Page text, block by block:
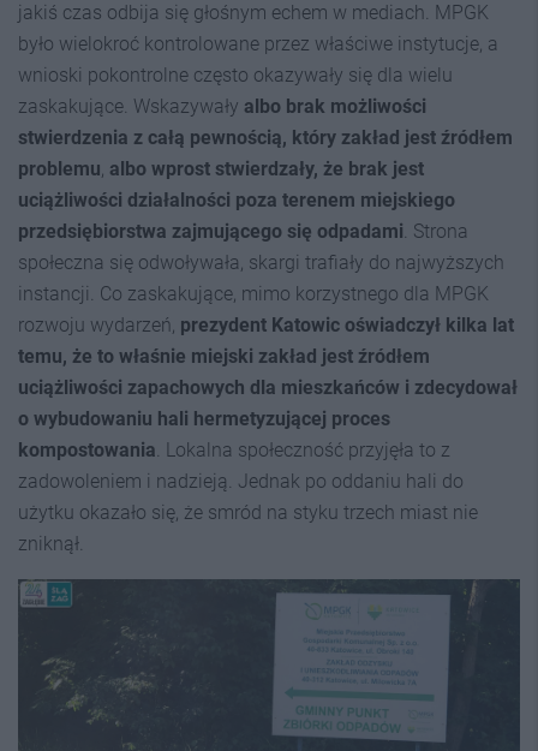
jakiś czas odbija się głośnym echem w mediach. MPGK
było wielokroć kontrolowane przez właściwe instytucje, a
wnioski pokontrolne często okazywały się dla wielu
zaskakujące. Wskazywały albo brak możliwości
stwierdzenia z całą pewnością, który zakład jest źródłem
problemu, albo wprost stwierdzały, że brak jest
uciążliwości działalności poza terenem miejskiego
przedsiębiorstwa zajmującego się odpadami. Strona
społeczna się odwoływała, skargi trafiały do najwyższych
instancji. Co zaskakujące, mimo korzystnego dla MPGK
rozwoju wydarzeń, prezydent Katowic oświadczył kilka lat
temu, że to właśnie miejski zakład jest źródłem
uciążliwości zapachowych dla mieszkańców i zdecydował
o wybudowaniu hali hermetyzującej proces
kompostowania. Lokalna społeczność przyjęła to z
zadowoleniem i nadzieją. Jednak po oddaniu hali do
użytku okazało się, że smród na styku trzech miast nie
zniknął.